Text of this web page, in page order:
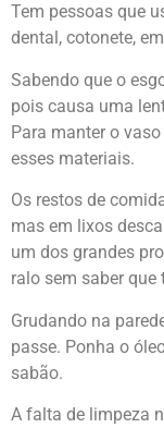
Tem pessoas que
dental, cotonete,
Sabendo que o
pois causa uma
Para manter o
esses materiais.
Os restos de
mas em lixos
um dos grandes
ralo sem saber
Grudando na
passe. Ponha o
sabão.
A falta de limpeza